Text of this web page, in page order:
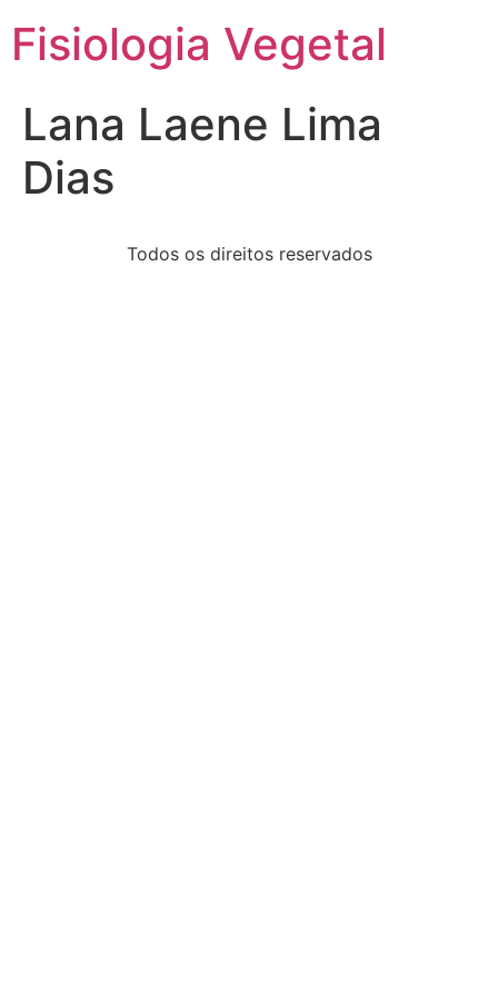
Fisiologia Vegetal
Lana Laene Lima
Dias
Todos os direitos reservados